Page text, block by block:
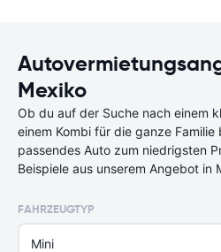
Mexiko
Ob du auf der Suche nach einem
einem Kombi für die ganze Familie
passendes Auto zum niedrigsten
Beispiele aus unserem Angebot in
FAHRZEUGTYP
Mini